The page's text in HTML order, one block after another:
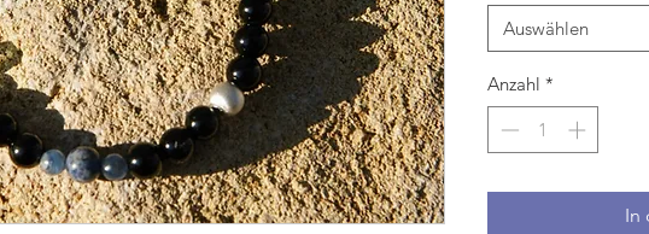
Auswählen
Anzahl *
In